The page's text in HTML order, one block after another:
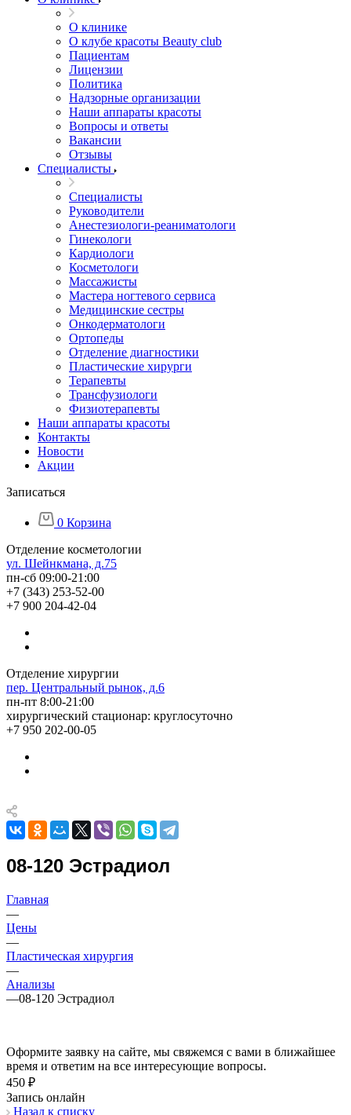
О клинике
О клубе красоты Beauty club
Пациентам
Лицензии
Политика
Надзорные организации
Наши аппараты красоты
Вопросы и ответы
Вакансии
Отзывы
Специалисты
Специалисты
Руководители
Анестезиологи-реаниматологи
Гинекологи
Кардиологи
Косметологи
Массажисты
Мастера ногтевого сервиса
Медицинские сестры
Онкодерматологи
Ортопеды
Отделение диагностики
Пластические хирурги
Терапевты
Трансфузиологи
Физиотерапевты
Наши аппараты красоты
Контакты
Новости
Акции
Записаться
0 Корзина
Отделение косметологии
ул. Шейнкмана, д.75
пн-сб 09:00-21:00
+7 (343) 253-52-00
+7 900 204-42-04
Отделение хирургии
пер. Центральный рынок, д.6
пн-пт 8:00-21:00
хирургический стационар: круглосуточно
+7 950 202-00-05
08-120 Эстрадиол
Главная
—
Цены
—
Пластическая хирургия
—
Анализы
—08-120 Эстрадиол
Оформите заявку на сайте, мы свяжемся с вами в ближайшее
время и ответим на все интересующие вопросы.
450 ₽
Запись онлайн
Назад к списку